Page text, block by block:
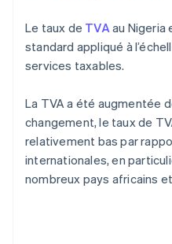
Le taux de TVAau Nigeria
standard appliqué à
services taxables.
La TVA a été augmentée
changement, le taux de
relativement bas par
internationales, en
nombreux pays africains